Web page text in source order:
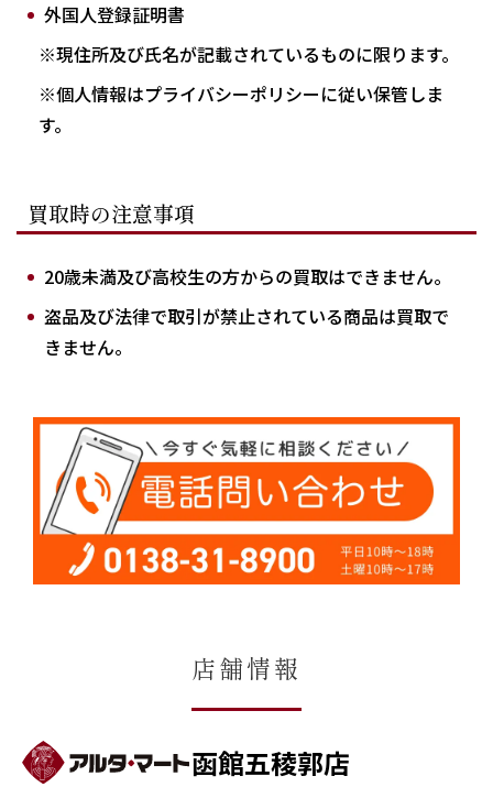
外国人登録証明書
※現住所及び氏名が記載されているものに限ります。
※個人情報はプライバシーポリシーに従い保管しま
す。
買取時の注意事項
20歳未満及び高校生の方からの買取はできません。
盗品及び法律で取引が禁止されている商品は買取で
きません。
店舗情報
函館五稜郭店